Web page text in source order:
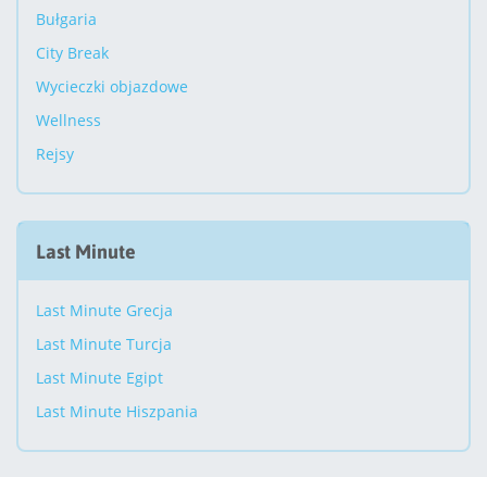
Bułgaria
City Break
Wycieczki objazdowe
Wellness
Rejsy
Last Minute
Last Minute Grecja
Last Minute Turcja
Last Minute Egipt
Last Minute Hiszpania